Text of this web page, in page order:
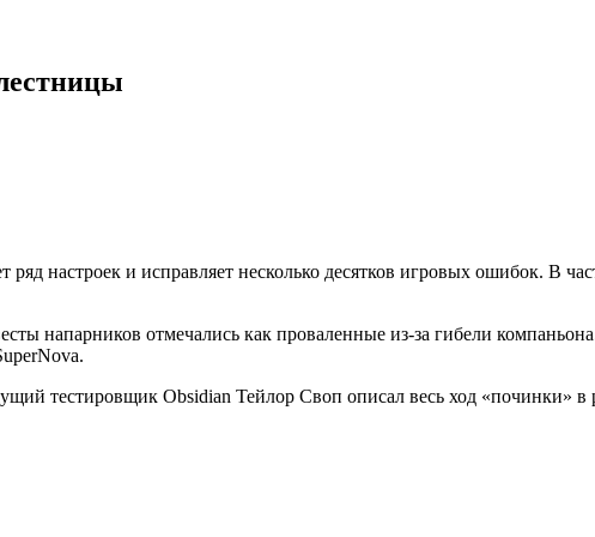
ряд настроек и исправляет несколько десятков игровых ошибок. В
напарников отмечались как проваленные из-за гибели
тестировщик Obsidian Тейлор Своп описал весь ход «починки» в